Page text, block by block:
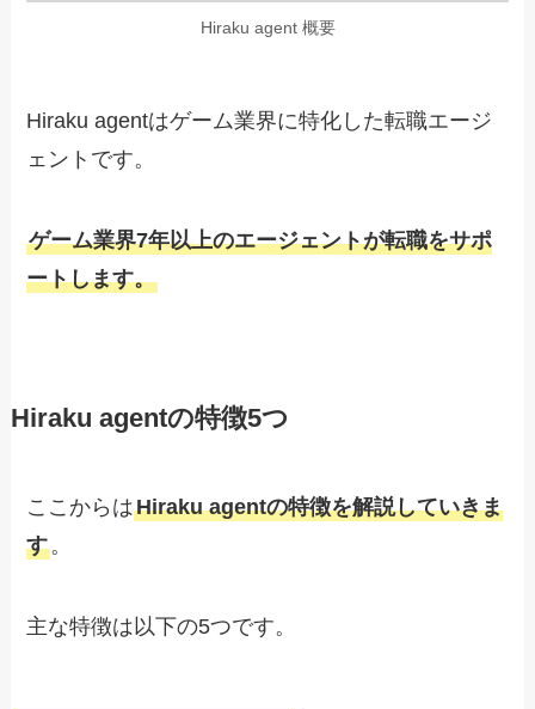
Hiraku agent 概要
Hiraku agentはゲーム業界に特化した転職エージ
ェントです。
ゲーム業界7年以上のエージェントが転職をサポ
ートします。
Hiraku agentの特徴5つ
ここからはHiraku agentの特徴を解説していきま
す。
主な特徴は以下の5つです。